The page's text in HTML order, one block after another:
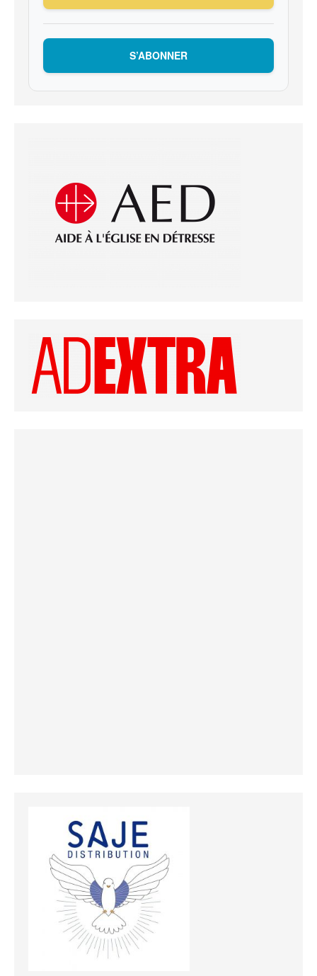
S’ABONNER